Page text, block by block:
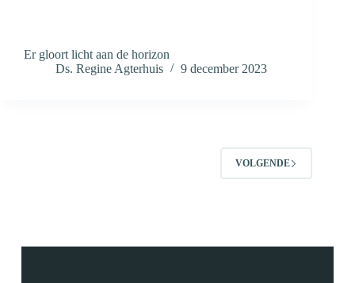
Er gloort licht aan de horizon
Ds. Regine Agterhuis
9 december 2023
VOLGENDE